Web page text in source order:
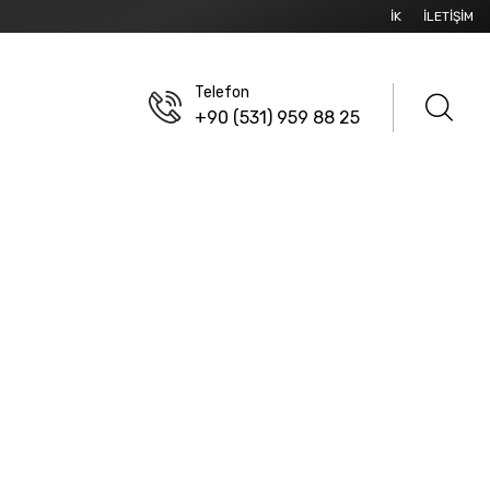
İK İLETIŞIM
Telefon
+90 (531) 959 88 25